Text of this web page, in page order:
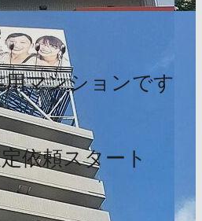
マンションです
依頼スタート